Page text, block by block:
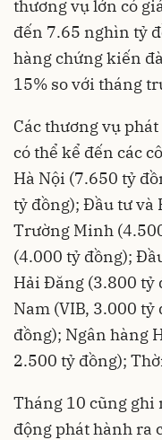
thương vụ lớn có
đến 7.65 nghìn tỷ
hàng chứng kiến
15% so với tháng
Các thương vụ
có thể kể đến các
Hà Nội (7.650 tỷ
tỷ đồng); Đầu tư và
Trường Minh
(4.000 tỷ đồng);
Hải Đăng (3.800 tỷ
Nam (VIB, 3.000
đồng); Ngân hàng
2.500 tỷ đồng);
Tháng 10 cũng ghi
động phát hành ra